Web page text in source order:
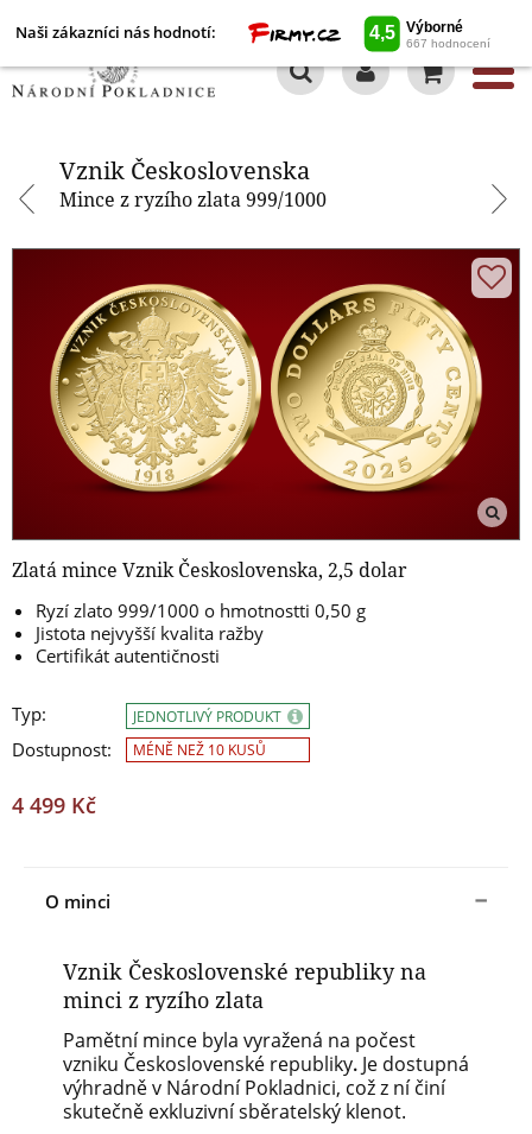
Naši zákazníci nás hodnotí:
Vznik Československa
Mince z ryzího zlata 999/1000
Zlatá mince Vznik Československa, 2,5 dolar
Ryzí zlato 999/1000 o hmotnostti 0,50 g
Jistota nejvyšší kvalita ražby
Certifikát autentičnosti
Typ:
Dostupnost:
JEDNOTLIVÝ PRODUKT
MÉNĚ NEŽ 10 KUSŮ
4 499 Kč
O minci
Vznik Československé republiky na
minci z ryzího zlata
Pamětní mince byla vyražená na počest
vzniku Československé republiky. Je dostupná
výhradně v Národní Pokladnici, což z ní činí
skutečně exkluzivní sběratelský klenot.
Vznik Československa